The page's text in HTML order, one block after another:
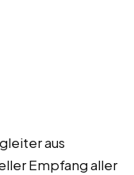
aus
Empfang aller